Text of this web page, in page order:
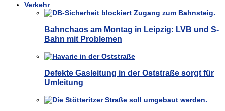
Verkehr
Bahnchaos am Montag in Leipzig: LVB und S-
Bahn mit Problemen
Defekte Gasleitung in der Oststraße sorgt für
Umleitung